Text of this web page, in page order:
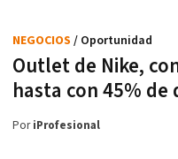
Outlet de Nike,
hasta con 45% de
NEGOCIOS / Oportunidad
PoriProfesional